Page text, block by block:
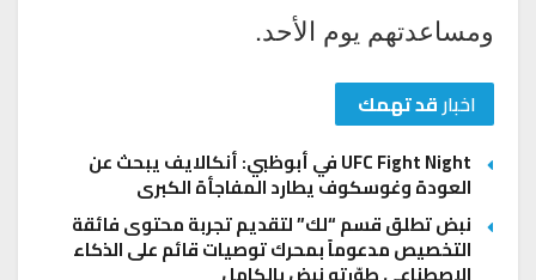
ومساعدتهم يوم الأحد.
اخبارقد تهمك
UFC Fight Night في أبوظبي: أنكالايف يبحث عن
العودة وغوسكوف يطارد المفاجأة الكبرى
نبض تطلق قسم “لك” لتقديم تجربة محتوى فائقة
التخصيص مدعوماً بمحرك توصيات قائم على الذكاء